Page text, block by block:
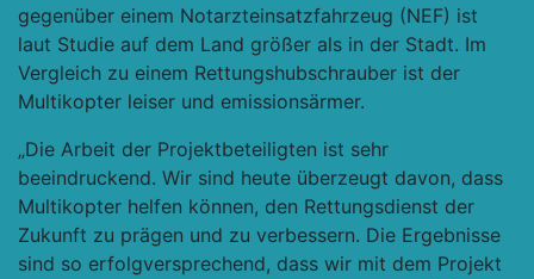
gegenüber einem Notarzteinsatzfahrzeug (NEF) ist
laut Studie auf dem Land größer als in der Stadt. Im
Vergleich zu einem Rettungshubschrauber ist der
Multikopter leiser und emissionsärmer.
„Die Arbeit der Projektbeteiligten ist sehr
beeindruckend. Wir sind heute überzeugt davon, dass
Multikopter helfen können, den Rettungsdienst der
Zukunft zu prägen und zu verbessern. Die Ergebnisse
sind so erfolgversprechend, dass wir mit dem Projekt